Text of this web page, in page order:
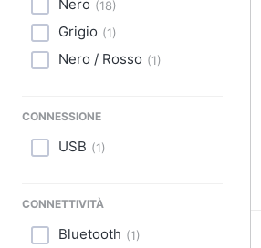
Nero (18)
Grigio (1)
Nero / Rosso (1)
CONNESSIONE
USB (1)
CONNETTIVITÀ
Bluetooth (1)